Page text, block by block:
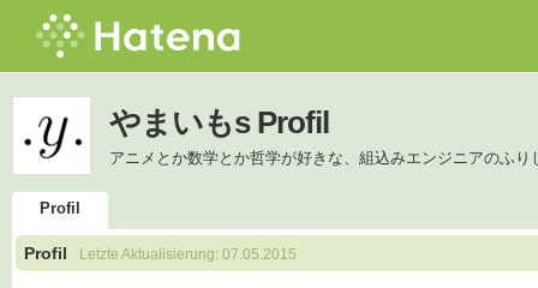
やまいもs Profil
アニメとか数学とか哲学が好きな、組込みエンジニアのふ
Profil
Profil Letzte Aktualisierung: 07.05.2015